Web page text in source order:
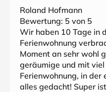
Roland Hofmann
Bewertung: 5 von 5
Wir haben 10 Tage in
Ferienwohnung
Moment an sehr wohl
geräumige und mit
Ferienwohnung, in der
alles gedacht! Super